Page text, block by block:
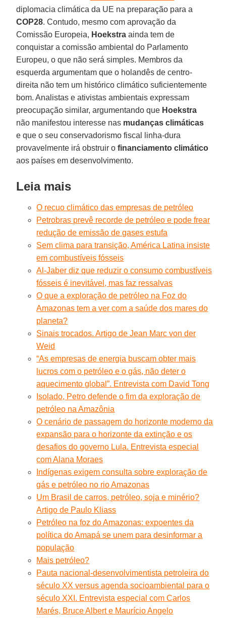
diplomacia climática da UE na preparação para a
COP28. Contudo, mesmo com aprovação da
Comissão Europeia, Hoekstra ainda tem de
conquistar a comissão ambiental do Parlamento
Europeu, o que não será simples. Membros da
esquerda argumentam que o holandês de centro-
direita não tem um histórico climático suficientemente
bom. Analistas e ativistas ambientais expressam
preocupação similar, argumentando que Hoekstra
não manifestou interesse nas mudanças climáticas
e que o seu conservadorismo fiscal linha-dura
provavelmente irá obstruir ofinanciamento climático
aos países em desenvolvimento.
Leia mais
O recuo climático das empresas de petróleo
Petrobras prevê recorde de petróleo e pode frear
redução de emissão de gases estufa
Sem clima para transição, América Latina insiste
em combustíveis fósseis
Al-Jaber diz que reduzir o consumo combustíveis
fósseis é inevitável, mas faz ressalvas
O que a exploração de petróleo na Foz do
Amazonas tem a ver com a saúde dos mares do
planeta?
Sinais trocados. Artigo de Jean Marc von der
Weid
“As empresas de energia buscam obter mais
lucros com o petróleo e o gás, não deter o
aquecimento global”. Entrevista com David Tong
Isolado, Petro defende o fim da exploração de
petróleo na Amazônia
O cenário de passagem do horizonte moderno da
expansão para o horizonte da extinção e os
desafios do governo Lula. Entrevista especial
com Alana Moraes
Indígenas exigem consulta sobre exploração de
gás e petróleo no rio Amazonas
Um Brasil de carros, petróleo, soja e minério?
Artigo de Paulo Kliass
Petróleo na foz do Amazonas: expoentes da
política do Amapá se unem para desinformar a
população
Mais petróleo?
Pauta nacional-desenvolvimentista petroleira do
século XX versus agenda socioambiental para o
século XXI. Entrevista especial com Carlos
Marés, Bruce Albert e Maurício Angelo